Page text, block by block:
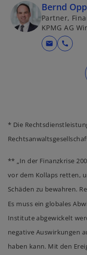
Bernd
Partner,
KPMG AG
mail call
* Die
** „In der Finanzkrise
vor dem Kollaps retten,
Schäden zu bewahren.
Es muss ein globales
Institute abgewickelt
negative Auswirkungen
haben kann. Mit den